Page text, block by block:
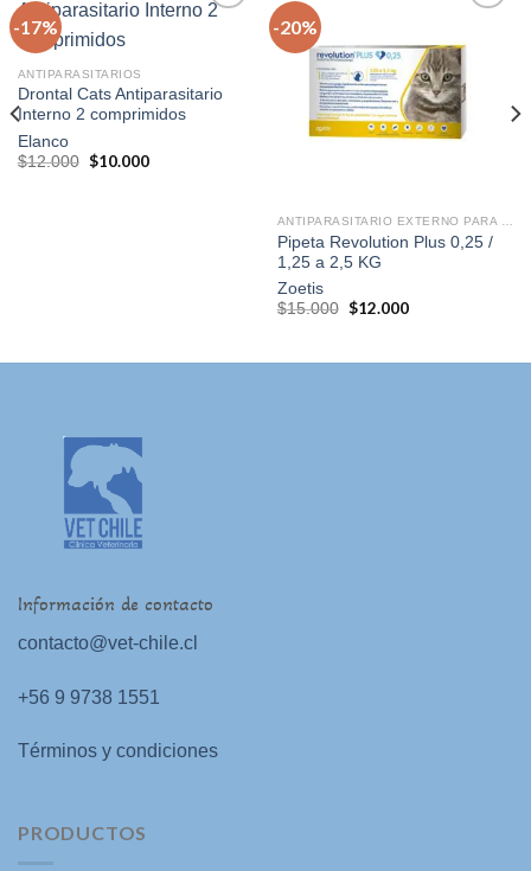
-17%
lista de
ANTIPARASITARIOS
Drontal Cats Antiparasitario
Interno 2 comprimidos
Elanco
$12.000
El
$10.000El
-20%
Agregar
a la
lista de
deseos
Pipeta Revolution Plus 0,25 /
1,25 a 2,5 KG
Zoetis
$15.000 El
$12.000El
Información de contacto
contacto@vet-chile.cl
+56 9 9738 1551
Términos y condiciones
PRODUCTOS